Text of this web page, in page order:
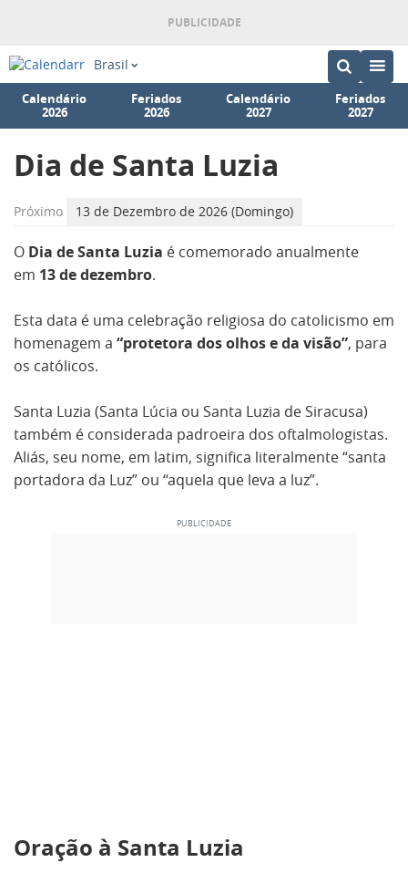
Brasil
Calendário
2026
Feriados
2026
Calendário
2027
Feriados
2027
Dia de Santa Luzia
Próximo 13 de Dezembro de 2026 (Domingo)
O Dia de Santa Luzia é comemorado anualmente
em 13 de dezembro.
Esta data é uma celebração religiosa do catolicismo em
homenagem a “protetora dos olhos e da visão”, para
os católicos.
Santa Luzia (Santa Lúcia ou Santa Luzia de Siracusa)
também é considerada padroeira dos oftalmologistas.
Aliás, seu nome, em latim, significa literalmente “santa
portadora da Luz” ou “aquela que leva a luz”.
Oração à Santa Luzia